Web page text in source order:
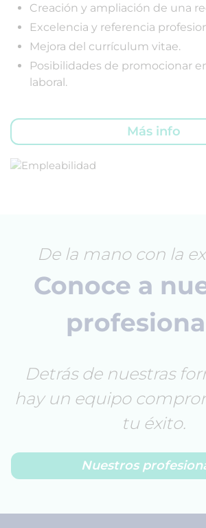
Creación y ampliación de una
Excelencia y referencia
Mejora del currículum vitae.
Posibilidades de promocionar
laboral.
Más info
De la mano con la
Conoce a
Detrás de nuestras
hay un equipo
tu éxito.
Nuestros